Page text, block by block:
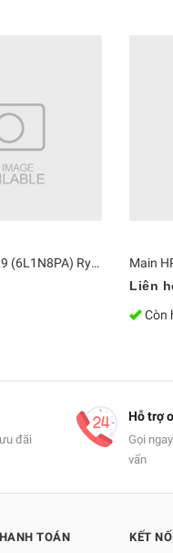
Main HP 245 G9 (6L1N8PA) Ryzen 5 5625U
Liên
Còn
đãi
Hỗ trợ
Gọi ngay
vấn
TOÁN KẾT